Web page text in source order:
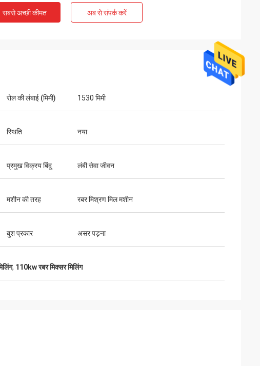
सबसे अच्छी कीमत अब से संपर्क करें
रोल की लंबाई (मिमी) 1530 मिमी
स्थिति नया
प्रमुख विक्रय बिंदु लंबी सेवा जीवन
मशीन की तरह रबर मिश्रण मिल मशीन
बुश प्रकार असर पड़ना
, 110kw रबर मिक्सर मिलिंग